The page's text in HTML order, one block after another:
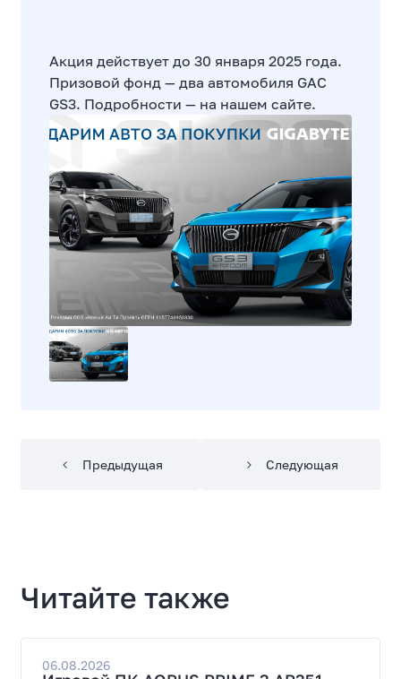
Акция действует до 30 января 2025 года.
Призовой фонд — два автомобиля GAC
GS3. Подробности — на нашем сайте.
Предыдущая Следующая
Читайте также
06.08.2026